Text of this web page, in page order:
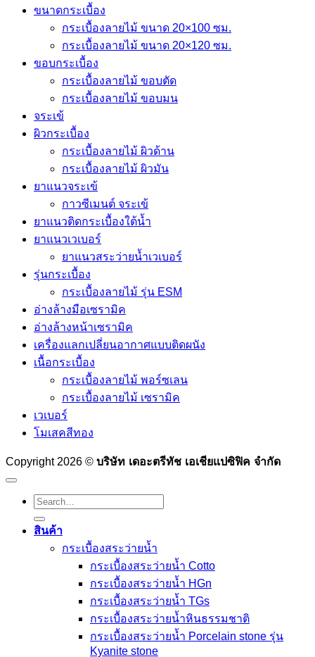
ขนาดกระเบื้อง
กระเบื้องลายไม้ ขนาด 20×100 ซม.
กระเบื้องลายไม้ ขนาด 20×120 ซม.
ขอบกระเบื้อง
กระเบื้องลายไม้ ขอบตัด
กระเบื้องลายไม้ ขอบมน
จระเข้
ผิวกระเบื้อง
กระเบื้องลายไม้ ผิวด้าน
กระเบื้องลายไม้ ผิวมัน
ยาแนวจระเข้
กาวซีเมนต์ จระเข้
ยาแนวติดกระเบื้องใต้น้ำ
ยาแนวเวเบอร์
ยาแนวสระว่ายน้ำเวเบอร์
รุ่นกระเบื้อง
กระเบื้องลายไม้ รุ่น ESM
อ่างล้างมือเซรามิค
อ่างล้างหน้าเซรามิค
เครื่องแลกเปลี่ยนอากาศแบบติดผนัง
เนื้อกระเบื้อง
กระเบื้องลายไม้ พอร์ซเลน
กระเบื้องลายไม้ เซรามิค
เวเบอร์
โมเสคสีทอง
Copyright 2026 © บริษัท เดอะตรีทัช เอเชียแปซิฟิค จำกัด
Search
for:
สินค้า
กระเบื้องสระว่ายนํ้า
กระเบื้องสระว่ายน้ำ Cotto
กระเบื้องสระว่ายน้ำ HGn
กระเบื้องสระว่ายน้ำ TGs
กระเบื้องสระว่ายน้ำหินธรรมชาติ
กระเบื้องสระว่ายนํ้า Porcelain stone รุ่น
Kyanite stone